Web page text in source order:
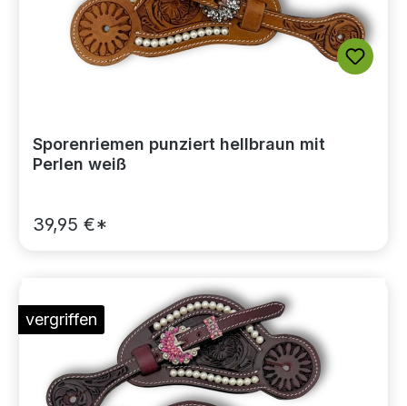
Sporenriemen punziert hellbraun mit
Perlen weiß
39,95 €*
vergriffen